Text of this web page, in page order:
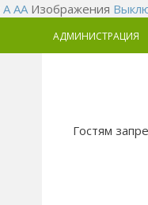
A AAИзображения
АДМИНИСТРАЦИЯ
Гостям